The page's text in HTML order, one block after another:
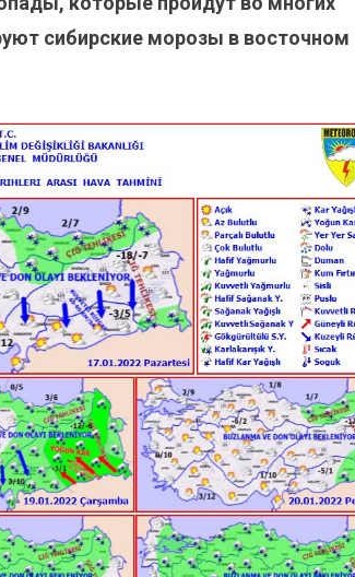
сибирские морозы в восточном